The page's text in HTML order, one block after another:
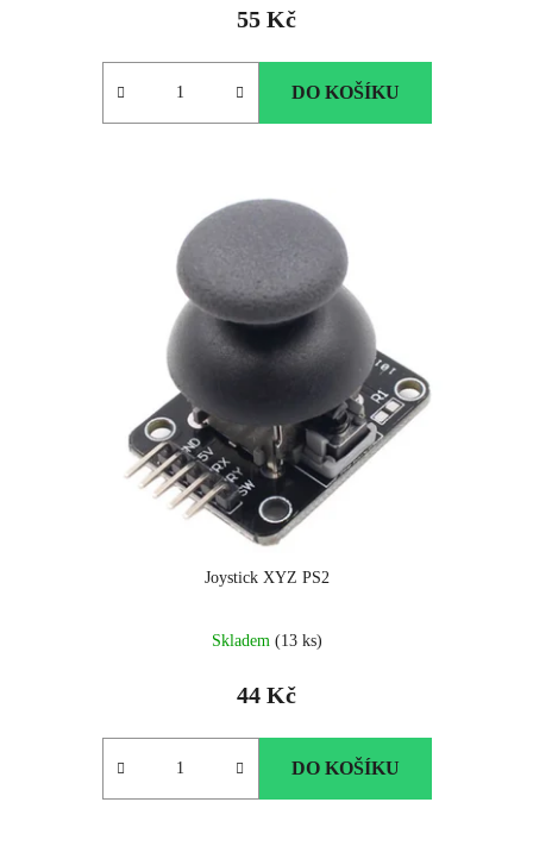
55 Kč
DO KOŠÍKU
Joystick XYZ PS2
hodnocení
je
Skladem (13 ks)
44 Kč
DO KOŠÍKU